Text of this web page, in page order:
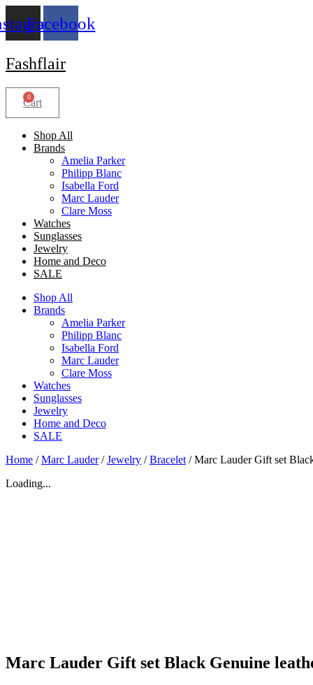
to
content
Facebook
Fashflair
0
Cart
Shop All
Brands
Amelia Parker
Philipp Blanc
Isabella Ford
Marc Lauder
Clare Moss
Watches
Sunglasses
Jewelry
Home and Deco
SALE
Shop All
Brands
Amelia Parker
Philipp Blanc
Isabella Ford
Marc Lauder
Clare Moss
Watches
Sunglasses
Jewelry
Home and Deco
SALE
Home /Marc Lauder/Jewelry /Bracelet / Marc Lauder Gift set
Loading...
Marc Lauder Gift set Black Genuine